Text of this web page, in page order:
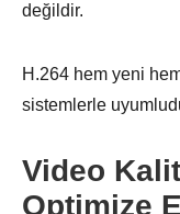
değildir.
H.264 hem yeni
sistemlerle
Video
Optimize